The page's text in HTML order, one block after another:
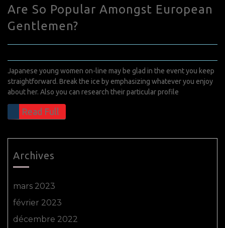
Are So Popular Amongst European
Gentlemen?
Japanese young women on-line may be glad in the event you keep
straightforward. Break the ice by emphasizing whatever you enjoy
about her. Also you can research their particular profile
Read Full
Archives
mars 2023
février 2023
décembre 2022